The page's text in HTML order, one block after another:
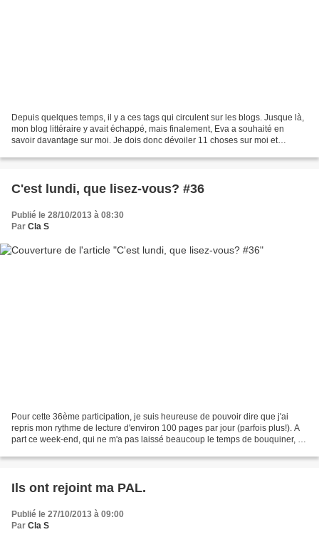
Depuis quelques temps, il y a ces tags qui circulent sur les blogs. Jusque là,
mon blog littéraire y avait échappé, mais finalement, Eva a souhaité en
savoir davantage sur moi. Je dois donc dévoiler 11 choses sur moi et
C'est lundi, que lisez-vous? #36
Publié le 28/10/2013 à 08:30
Par Cla S
Pour cette 36ème participation, je suis heureuse de pouvoir dire que j'ai
repris mon rythme de lecture d'environ 100 pages par jour (parfois plus!). A
part ce week-end, qui ne m'a pas laissé beaucoup le temps de bouquiner, la
Ils ont rejoint ma PAL.
Publié le 27/10/2013 à 09:00
Par Cla S